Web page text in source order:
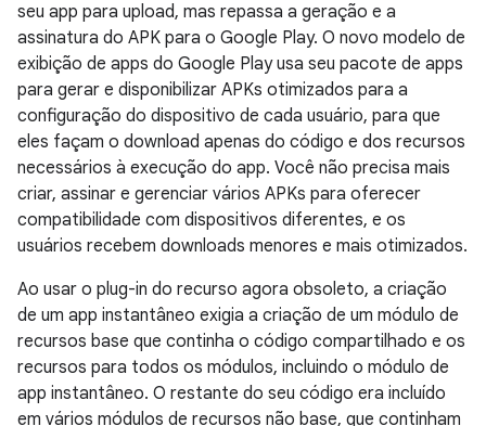
seu app para upload, mas repassa a geração e a
assinatura do APK para o Google Play. O novo modelo de
exibição de apps do Google Play usa seu pacote de apps
para gerar e disponibilizar APKs otimizados para a
configuração do dispositivo de cada usuário, para que
eles façam o download apenas do código e dos recursos
necessários à execução do app. Você não precisa mais
criar, assinar e gerenciar vários APKs para oferecer
compatibilidade com dispositivos diferentes, e os
usuários recebem downloads menores e mais otimizados.
Ao usar o plug-in do recurso agora obsoleto, a criação
de um app instantâneo exigia a criação de um módulo de
recursos base que continha o código compartilhado e os
recursos para todos os módulos, incluindo o módulo de
app instantâneo. O restante do seu código era incluído
em vários módulos de recursos não base, que continham